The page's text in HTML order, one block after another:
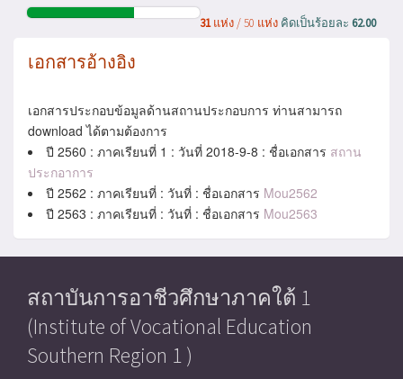
31แห่ง / 50 แห่ง คิดเป็นร้อยละ 62.00
เอกสารอ้างอิง
เอกสารประกอบข้อมูลด้านสถานประกอบการ ท่านสามารถ
download ได้ตามต้องการ
ปี 2560 : ภาคเรียนที่ 1 : วันที่ 2018-9-8 : ชื่อเอกสาร สถาน
ประกอาการ
ปี 2562 : ภาคเรียนที่ : วันที่ : ชื่อเอกสาร Mou2562
ปี 2563 : ภาคเรียนที่ : วันที่ : ชื่อเอกสาร Mou2563
สถาบันการอาชีวศึกษาภาคใต้ 1
(Institute of Vocational Education
Southern Region 1 )